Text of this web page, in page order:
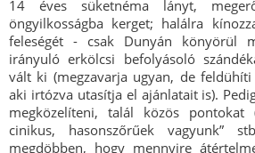
14 éves süketnéma lányt,
öngyilkosságba kerget; halálra
feleségét - csak Dunyán könyörül
irányuló erkölcsi befolyásoló
vált ki (megzavarja ugyan, de
aki irtózva utasítja el ajánlatait is).
megközelíteni, talál közös pontokat
cinikus, hasonszőrűek vagyunk”
megdöbben, hogy mennyire